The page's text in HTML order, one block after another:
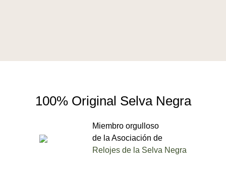
100% Original Selva Negra
Miembro orgulloso
de la Asociación de
Relojes de la Selva Negra